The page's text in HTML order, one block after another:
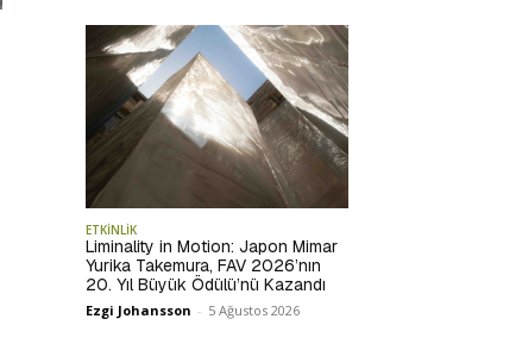
ETKİNLİK
Liminality in Motion: Japon Mimar
Yurika Takemura, FAV 2026’nın
20. Yıl Büyük Ödülü’nü Kazandı
Ezgi Johansson - 5 Ağustos 2026